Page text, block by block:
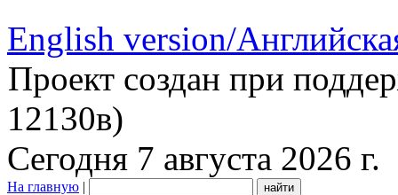
English version/
Проект создан при
12130в)
Сегодня 7 августа 2026 г.
На главную |